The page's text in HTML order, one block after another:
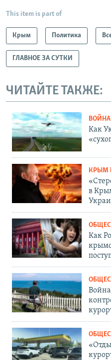
This item is part of
Крым Политика
ГЛАВНОЕ ЗА СУТКИ
ЧИТАЙТЕ ТАКЖЕ:
Как
КРЫМ
в
Как